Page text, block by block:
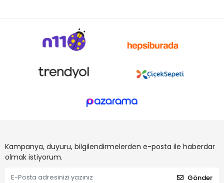
Kampanya, duyuru, bilgilendirmelerden e-posta ile haberdar
olmak istiyorum.
Gönder